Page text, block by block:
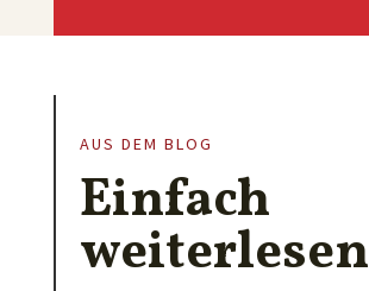
AUS DEM BLOG
Einfach
weiterlesen